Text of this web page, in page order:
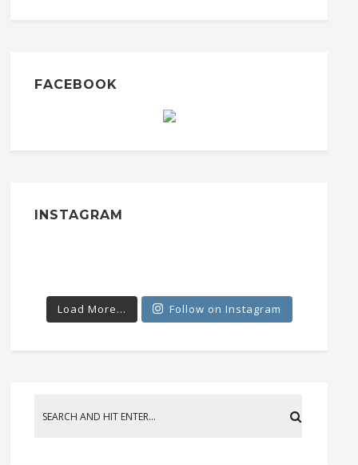
FACEBOOK
INSTAGRAM
Load More... Follow on Instagram